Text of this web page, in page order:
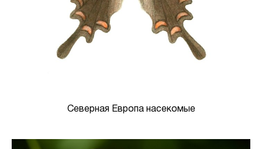
Северная Европа насекомые